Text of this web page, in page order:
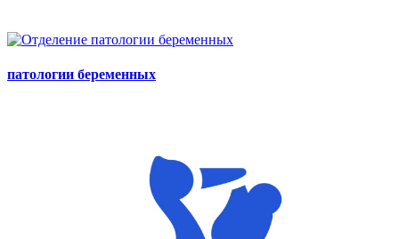
патологии беременных